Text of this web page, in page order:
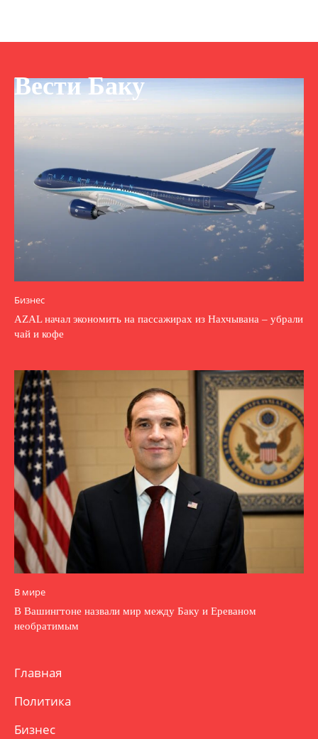
Вести Баку
Бизнес
AZAL начал экономить на пассажирах из Нахчывана – убрали
чай и кофе
В мире
В Вашингтоне назвали мир между Баку и Ереваном
необратимым
Главная
Политика
Бизнес